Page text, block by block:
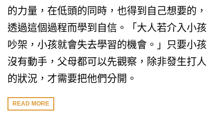
的力量，在低頭的同時，也得到自己想要的，
透過這個過程而學到自信。「大人若介入小孩
吵架，小孩就會失去學習的機會。」只要小孩
沒有動手，父母都可以先觀察，除非發生打人
的狀況，才需要把他們分開。
READ MORE